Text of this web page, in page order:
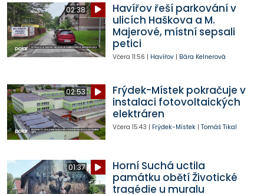
02:38
Havířov řeší parkování v
ulicích Haškova a M.
Majerové, místní sepsali
petici
Včera 11:56 | Havířov| Bára Kelnerová
02:53
Frýdek-Místek pokračuje v
instalaci fotovoltaických
elektráren
Včera 15:43 | Frýdek-Místek| Tomáš Tikal
01:37
Horní Suchá uctila
památku obětí Životické
tragédie u muralu